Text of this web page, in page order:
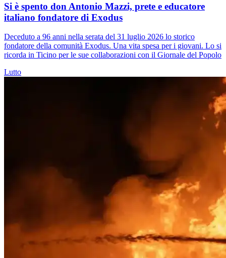
Si è spento don Antonio Mazzi, prete e educatore
italiano fondatore di Exodus
Deceduto a 96 anni nella serata del 31 luglio 2026 lo storico
fondatore della comunità Exodus. Una vita spesa per i giovani. Lo si
ricorda in Ticino per le sue collaborazioni con il Giornale del Popolo
Lutto